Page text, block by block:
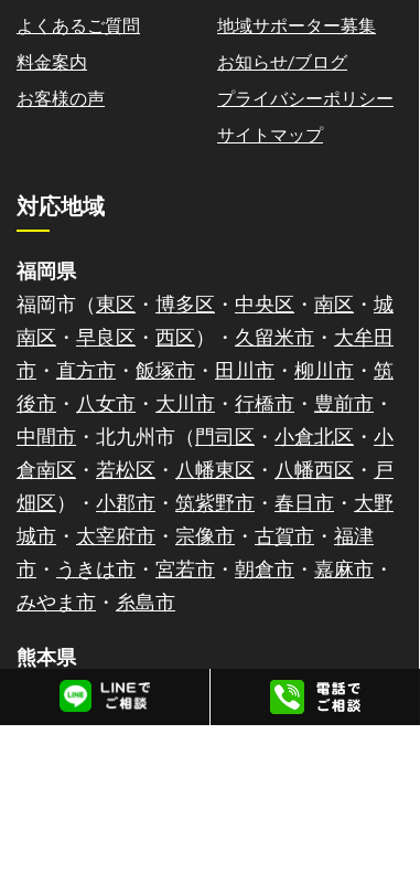
よくあるご質問
料金案内
お客様の声
地域サポーター募集
お知らせ/ブログ
プライバシーポリシー
サイトマップ
対応地域
福岡県
福岡市（東区 ・ 博多区 ・ 中央区 ・ 南区 ・ 城
南区 ・ 早良区 ・ 西区）・ 久留米市 ・ 大牟田
市 ・ 直方市 ・ 飯塚市 ・ 田川市 ・ 柳川市 ・ 筑
後市 ・ 八女市 ・ 大川市 ・ 行橋市 ・ 豊前市 ・
中間市 ・北九州市（門司区 ・ 小倉北区 ・ 小
倉南区 ・ 若松区 ・ 八幡東区 ・ 八幡西区 ・ 戸
畑区）・ 小郡市 ・ 筑紫野市 ・ 春日市 ・ 大野
城市 ・ 太宰府市 ・ 宗像市 ・ 古賀市 ・ 福津
市 ・ うきは市 ・ 宮若市 ・ 朝倉市 ・ 嘉麻市 ・
みやま市 ・ 糸島市
熊本県
熊本市（ 中央区 南区・西区・北
区）・八代市・人吉市・荒尾市・水俣市・